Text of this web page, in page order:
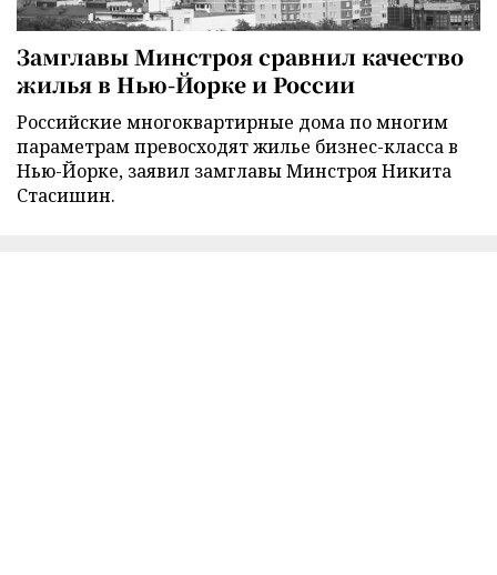
Замглавы Минстроя сравнил качество
жилья в Нью-Йорке и России
Российские многоквартирные дома по многим
параметрам превосходят жилье бизнес-класса в
Нью-Йорке, заявил замглавы Минстроя Никита
Стасишин.